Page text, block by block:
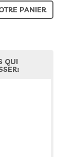
PANIER
QUI